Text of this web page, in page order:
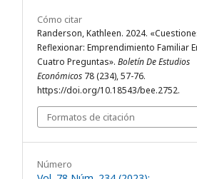
Cómo citar
Randerson, Kathleen. 2024.
Reflexionar: Emprendimiento Familiar
Cuatro Preguntas». Boletín De Estudios
Económicos 78 (234), 57-76.
https://doi.org/10.18543/bee.2752.
Formatos de citación
Número